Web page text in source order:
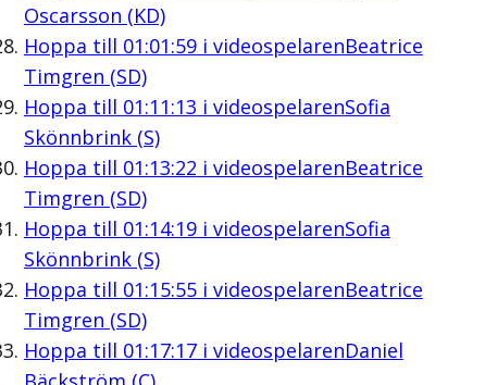
Oscarsson (KD)
Hoppa till 01:01:59i videospelarenBeatrice
Timgren (SD)
Hoppa till 01:11:13 i videospelarenSofia
Skönnbrink (S)
Hoppa till 01:13:22 i videospelarenBeatrice
Timgren (SD)
Hoppa till 01:14:19i videospelarenSofia
Skönnbrink (S)
Hoppa till 01:15:55i videospelarenBeatrice
Timgren (SD)
Hoppa till 01:17:17i videospelarenDaniel